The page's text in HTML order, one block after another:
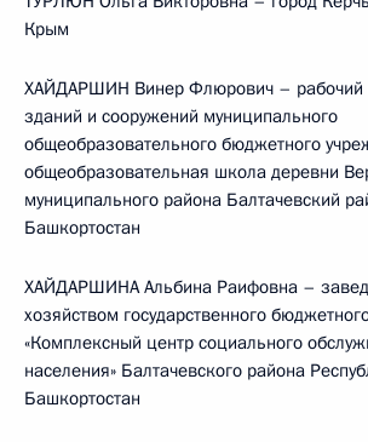
Крым
ХАЙДАРШИН Винер Флюрович – рабочий
зданий и сооружений муниципального
общеобразовательного бюджетного
общеобразовательная школа деревни
муниципального района Балтачевский
Башкортостан
ХАЙДАРШИНА Альбина Раифовна –
хозяйством государственного
«Комплексный центр социального
населения» Балтачевского района
Башкортостан